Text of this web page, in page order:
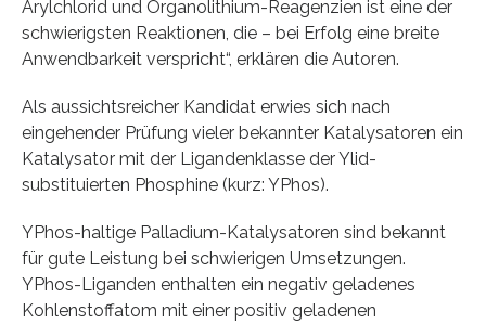
Arylchlorid und Organolithium-Reagenzien ist eine der
schwierigsten Reaktionen, die – bei Erfolg eine breite
Anwendbarkeit verspricht“, erklären die Autoren.
Als aussichtsreicher Kandidat erwies sich nach
eingehender Prüfung vieler bekannter Katalysatoren ein
Katalysator mit der Ligandenklasse der Ylid-
substituierten Phosphine (kurz: YPhos).
YPhos-haltige Palladium-Katalysatoren sind bekannt
für gute Leistung bei schwierigen Umsetzungen.
YPhos-Liganden enthalten ein negativ geladenes
Kohlenstoffatom mit einer positiv geladenen